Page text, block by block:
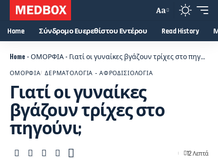
Aa
Home Σύνδρομο Ευερεθίστου Εντέρου Read History
Home -ΟΜΟΡΦΙΑ- Γιατί οι γυναίκες βγάζουν τρίχες στο πηγούνι;
ΟΜΟΡΦΙΑ ΔΕΡΜΑΤΟΛΟΓΙΑ - ΑΦΡΟΔΙΣΙΟΛΟΓΙΑ
Γιατί οι γυναίκες
βγάζουν τρίχες στο
πηγούνι;
12 Λεπτά